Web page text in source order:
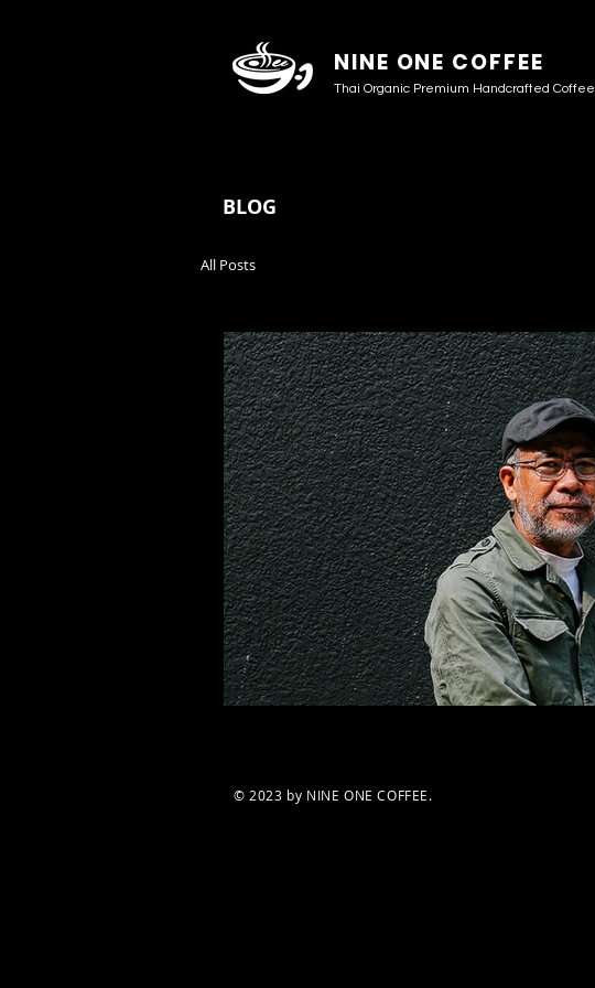
NINE ONE COFFEE
Thai Organic Premium Handcrafted Coffee
BLOG
All Posts
© 2023 by NINE ONE COFFEE.